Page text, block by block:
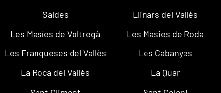
Saldes
Llinars del Vallès
Les Masíes de Voltregà
Les Masies de Roda
Les Franqueses del Vallès
Les Cabanyes
La Roca del Vallès
La Quar